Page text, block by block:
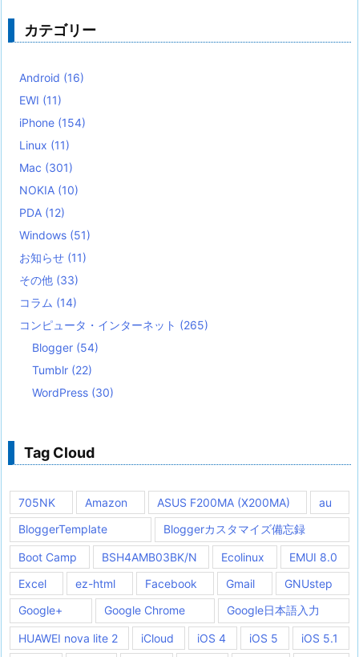
カテゴリー
Android (16)
EWI (11)
iPhone (154)
Linux (11)
Mac (301)
NOKIA (10)
PDA (12)
Windows (51)
お知らせ (11)
その他 (33)
コラム (14)
コンピュータ・インターネット (265)
Blogger (54)
Tumblr (22)
WordPress (30)
Tag Cloud
705NK Amazon ASUS F200MA (X200MA)
au
BloggerTemplate
Bloggerカスタマイズ備忘録
Boot Camp BSH4AMB03BK/N Ecolinux
EMUI 8.0
Excel
ez-html Facebook Gmail
GNUstep
Google+
Google Chrome Google日本語入力
HUAWEI nova lite 2 iCloud iOS 4 iOS 5
iOS 5.1